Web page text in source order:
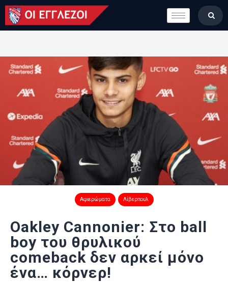
LONDON CALLING
ΚΑΤΗΓΟΡΙΕΣ
ΒΑΘΜΟΛΟΓΙΕΣ
ΠΟΙΟΙ ΕΙΜΑΣΤΕ
Αφιερώματα Λίβερπουλ
Oakley Cannonier: Στο ball
boy του θρυλικού
comeback δεν αρκεί μόνο
ένα… κόρνερ!